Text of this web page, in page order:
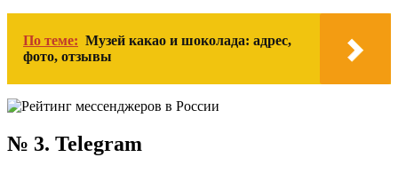
По теме: Музей какао и шоколада: адрес,
фото, отзывы
№ 3. Telegram